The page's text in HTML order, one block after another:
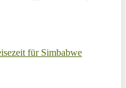
für Simbabwe